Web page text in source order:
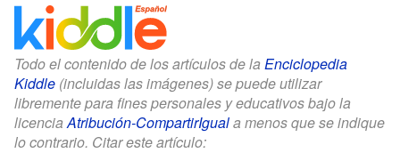
Todo el contenido de los artículos de la Enciclopedia
Kiddle (incluidas las imágenes) se puede utilizar
libremente para fines personales y educativos bajo la
licenciaAtribución-CompartirIguala menos que se indique
lo contrario. Citar este artículo: